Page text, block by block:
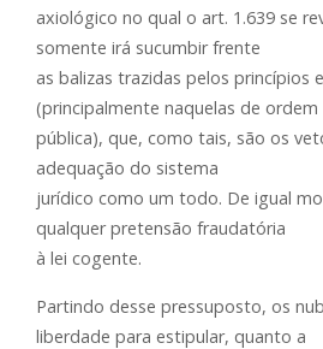
axiológico no qual o art. 1.639 se
somente irá sucumbir frente
as balizas trazidas pelos princípios
(principalmente naquelas de ordem
pública), que, como tais, são os
adequação do sistema
jurídico como um todo. De igual
qualquer pretensão fraudatória
à lei cogente.
Partindo desse pressuposto, os
liberdade para estipular, quanto a